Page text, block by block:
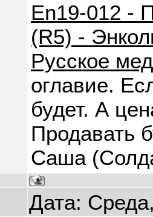
En19-012 -
(R5) -
Русское
оглавие.
будет. А
Продавать
Саша
Дата: